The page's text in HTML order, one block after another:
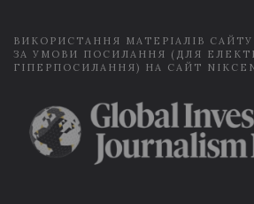
ВИКОРИСТАННЯ МАТЕРІАЛІВ
ЗА УМОВИ ПОСИЛАННЯ (ДЛЯ
ГІПЕРПОСИЛАННЯ) НА САЙТ